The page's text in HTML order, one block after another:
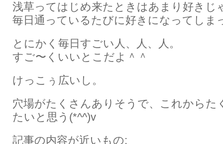
浅草ってはじめ来たときはあまり好きじ
毎日通っているたびに好きになってしま
とにかく毎日すごい人、人、人。
すご〜くいいとこだよ＾＾
けっこぅ広いし。
穴場がたくさんありそうで、これからた
たいと思う(*^^)v
記事の内容が近いもの: